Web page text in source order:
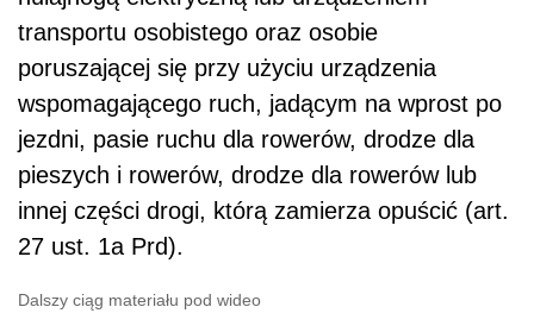
transportu osobistego oraz osobie
poruszającej się przy użyciu urządzenia
wspomagającego ruch, jadącym na wprost po
jezdni, pasie ruchu dla rowerów, drodze dla
pieszych i rowerów, drodze dla rowerów lub
innej części drogi, którą zamierza opuścić (art.
27 ust. 1a Prd).
Dalszy ciąg materiału pod wideo